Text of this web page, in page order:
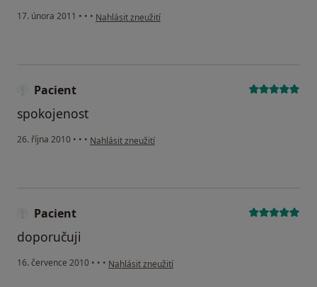
17. února 2011 • • • podle názoru uživatele Pacient
Nahlásit zneužití
Pacient
spokojenost
26. října 2010 • • • podle názoru uživatele Pacient
Nahlásit zneužití
Pacient
doporučuji
16. července 2010 • • • podle názoru uživatele Pacient
Nahlásit zneužití